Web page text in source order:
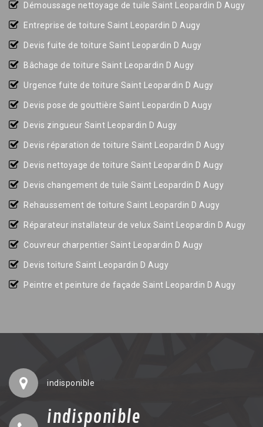
Démoussage nettoyage de tuile Saint Leopardin D Augy
Entreprise de toiture Saint Leopardin D Augy
Devis fuite de toiture Saint Leopardin D Augy
Bâchage de toiture Saint Leopardin D Augy
Urgence fuite de toiture Saint Leopardin D Augy
Devis pose de gouttière Saint Leopardin D Augy
Devis zingueur Saint Leopardin D Augy
Devis réparation de toiture Saint Leopardin D Augy
Devis nettoyage de toiture Saint Leopardin D Augy
Devis changement de tuile Saint Leopardin D Augy
Rehaussement de toiture Saint Leopardin D Augy
Réparateur installateur de velux Saint Leopardin D Augy
Couvreur charpentier Saint Leopardin D Augy
Devis toiture Saint Leopardin D Augy
Peintre et peinture de façade Saint Leopardin D Augy
indisponible
indisponible